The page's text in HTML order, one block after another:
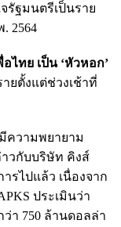
รัฐมนตรีเป็นราย
2564
ไทย เป็น ‘หัวหอก’
ยตั้งแต่ช่วงเช้าที่
ความพยายาม
าวกับบริษัท คิงส์
รไปแล้ว เนื่องจาก
ประเมินว่า
า 750 ล้านดอลล่า